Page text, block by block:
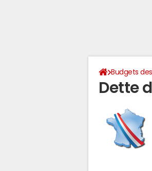
Budgets
Dette